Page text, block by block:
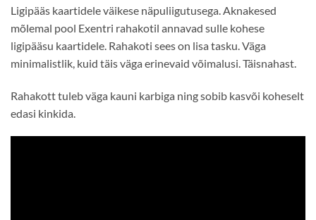
Ligipääs kaartidele väikese näpuliigutusega. Aknakesed
mõlemal pool Exentri rahakotil annavad sulle kohese
ligipääsu kaartidele. Rahakoti sees on lisa tasku. Väga
minimalistlik, kuid täis väga erinevaid võimalusi. Täisnahast.
Rahakott tuleb väga kauni karbiga ning sobib kasvõi koheselt
edasi kinkida.